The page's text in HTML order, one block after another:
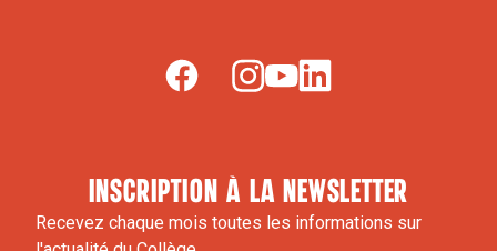
inscription à la newsletter
Recevez chaque mois toutes les informations sur